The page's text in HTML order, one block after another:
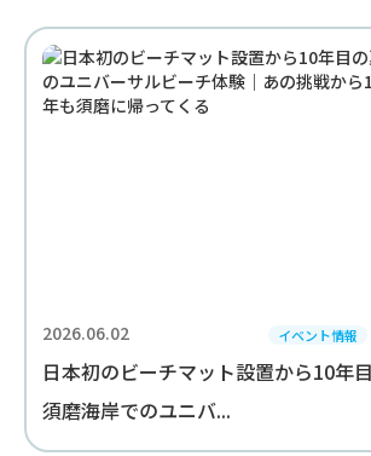
2026.06.02 イベント情報
日本初のビーチマット設置から10年
須磨海岸でのユニバ...